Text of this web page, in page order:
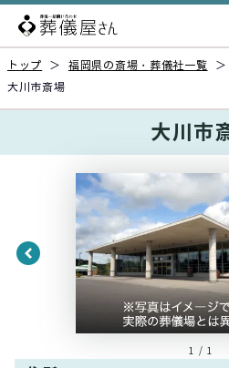
トップ ＞ 福岡県の斎場・葬儀社一覧 ＞
大川市斎場
大川市
1 / 1